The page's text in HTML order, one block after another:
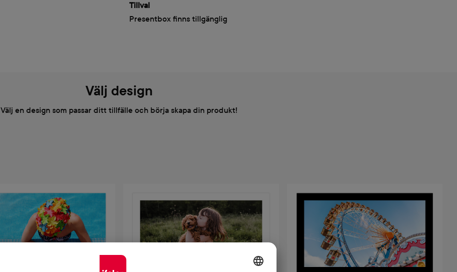
Tillval
Presentbox finns tillgänglig
Välj design
Välj en design som passar ditt tillfälle och börja skapa din produkt!